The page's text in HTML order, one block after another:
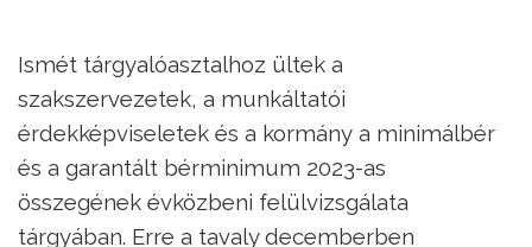
Ismét tárgyalóasztalhoz ültek a
szakszervezetek, a munkáltatói
érdekképviseletek és a kormány a minimálbér
és a garantált bérminimum 2023-as
összegének évközbeni felülvizsgálata
tárgyában. Erre a tavaly decemberben